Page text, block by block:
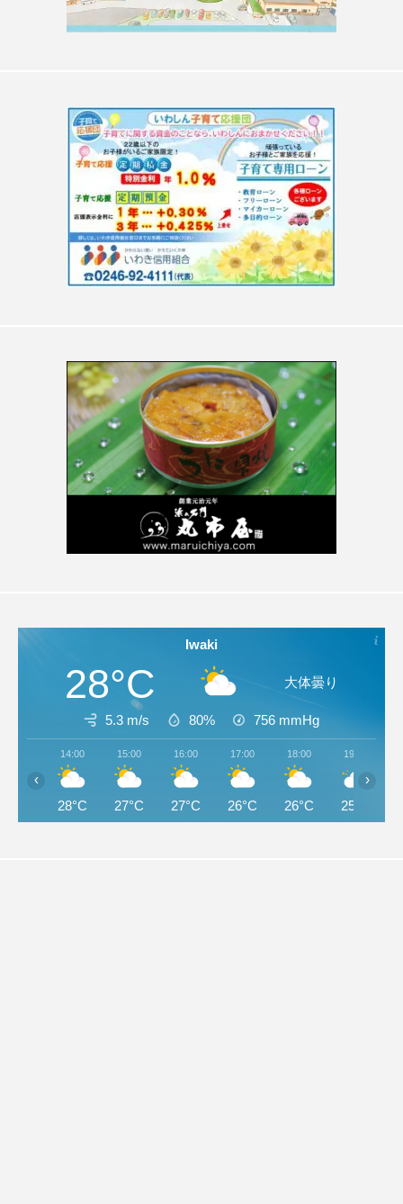
Iwaki
28°C 大体曇り
5.3 m/s 80% 756 mmHg
14:00
28°C
15:00
27°C
16:00
27°C
17:00
26°C
18:00
26°C
19:00
25°C
‹ ›